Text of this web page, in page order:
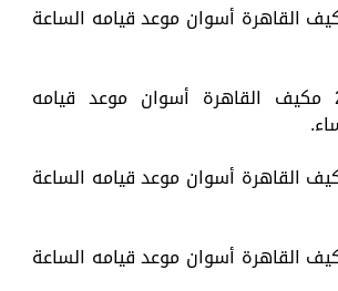
رقم 988 مكيف القاهرة أسوان موعد قيامه الساعة
قطار رقم 2014 مكيف القاهرة أسوان موعد قيامه
رقم 976 مكيف القاهرة أسوان موعد قيامه الساعة
رقم 996 مكيف القاهرة أسوان موعد قيامه الساعة